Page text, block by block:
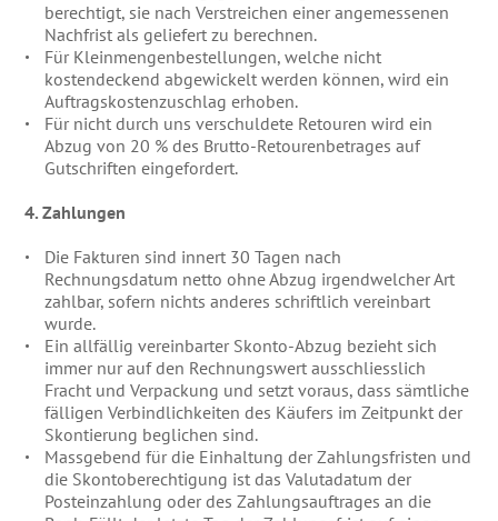
berechtigt, sie nach Verstreichen einer angemessenen
Nachfrist als geliefert zu berechnen.
Für Kleinmengenbestellungen, welche nicht
kostendeckend abgewickelt werden können, wird ein
Auftragskostenzuschlag erhoben.
Für nicht durch uns verschuldete Retouren wird ein
Abzug von 20 % des Brutto-Retourenbetrages auf
Gutschriften eingefordert.
4. Zahlungen
Die Fakturen sind innert 30 Tagen nach
Rechnungsdatum netto ohne Abzug irgendwelcher Art
zahlbar, sofern nichts anderes schriftlich vereinbart
wurde.
Ein allfällig vereinbarter Skonto-Abzug bezieht sich
immer nur auf den Rechnungswert ausschliesslich
Fracht und Verpackung und setzt voraus, dass sämtliche
fälligen Verbindlichkeiten des Käufers im Zeitpunkt der
Skontierung beglichen sind.
Massgebend für die Einhaltung der Zahlungsfristen und
die Skontoberechtigung ist das Valutadatum der
Posteinzahlung oder des Zahlungsauftrages an die